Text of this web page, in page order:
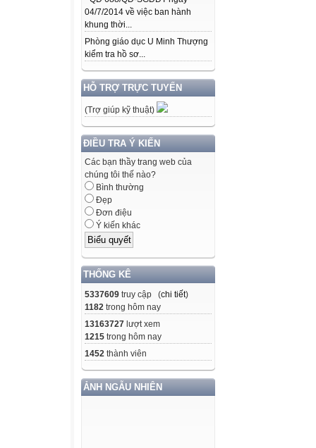
04/7/2014 về việc ban hành
khung thời...
Phòng giáo dục U Minh Thượng
kiểm tra hồ sơ...
HỖ TRỢ TRỰC TUYẾN
(Trợ giúp kỹ thuật)
ĐIỀU TRA Ý KIẾN
Các bạn thầy trang web của
chúng tôi thế nào?
Bình thường
Đẹp
Đơn điệu
Ý kiến khác
THỐNG KÊ
5337609 truy cập (chi tiết)
1182 trong hôm nay
13163727 lượt xem
1215 trong hôm nay
1452 thành viên
ẢNH NGẪU NHIÊN